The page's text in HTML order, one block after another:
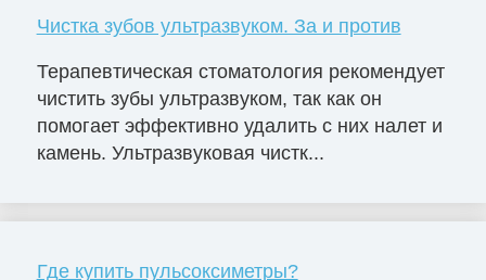
Чистка зубов ультразвуком. За и против
Терапевтическая стоматология рекомендует
чистить зубы ультразвуком, так как он
помогает эффективно удалить с них налет и
камень. Ультразвуковая чистк...
Где купить пульсоксиметры?